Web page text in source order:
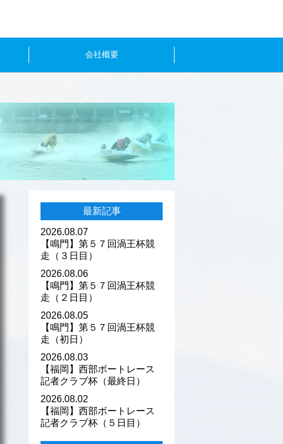
会社概要
最新記事
2026.08.07
【鳴門】第５７回渦王杯競
走（３日目）
2026.08.06
【鳴門】第５７回渦王杯競
走（２日目）
2026.08.05
【鳴門】第５７回渦王杯競
走（初日）
2026.08.03
【福岡】西部ボートレース
記者クラブ杯（最終日）
2026.08.02
【福岡】西部ボートレース
記者クラブ杯（５日目）